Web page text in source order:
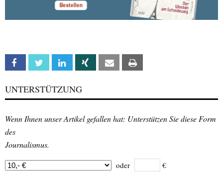
Facebook Twitter Linkedin Xing Email
UNTERSTÜTZUNG
Wenn Ihnen unser Artikel gefallen hat: Unterstützen Sie diese Form
des
Journalismus.
oder €